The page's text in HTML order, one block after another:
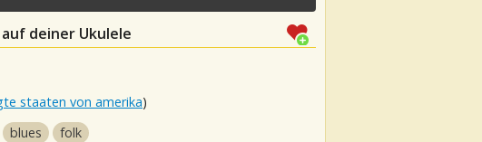
deiner Ukulele
staaten von amerika)
blues
folk